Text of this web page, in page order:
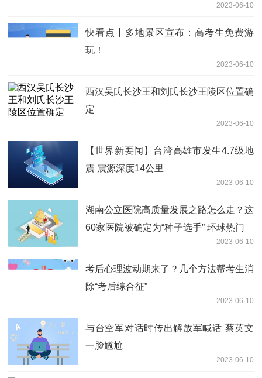
2023-06-10
快看点丨多地景区宣布：高考生免费游
玩！
2023-06-10
西汉吴氏长沙王和刘氏长沙王陵区位置确
定
2023-06-10
【世界新要闻】台湾高雄市发生4.7级地
震 震源深度14公里
2023-06-10
湖南公立医院高质量发展之路怎么走？这
60家医院被确定为“种子选手” 环球热门
2023-06-10
考后心理波动期来了？几个方法帮考生消
除“考后综合征”
2023-06-10
与台空军对话时传出解放军喊话 蔡英文
一脸尴尬
2023-06-10